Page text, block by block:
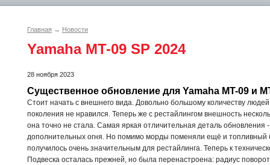
Главная → Новости
Yamaha MT-09 SP 2024
28 ноября 2023
Существенное обновление для Yamaha MT-09 и
Стоит начать с внешнего вида. Довольно большому количеству
поколения не нравился. Теперь же с рестайлингом внешность
она точно не стала. Самая яркая отличительная деталь
дополнительных огня. Но помимо морды поменяли ещё и топливный
получилось очень значительным для рестайлинга. Теперь к
Подвеска осталась прежней, но была перенастроена: радиус